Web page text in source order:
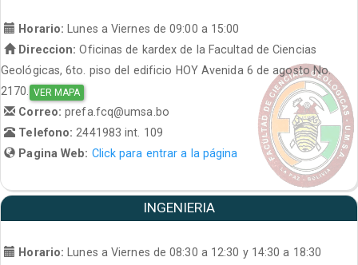
Horario: Lunes a Viernes de 09:00 a 15:00
Direccion: Oficinas de kardex de la Facultad de Ciencias
Geológicas, 6to. piso del edificio HOY Avenida 6 de agosto No.
2170. VER MAPA
Correo:prefa.fcq@umsa.bo
Telefono:2441983 int. 109
Pagina Web: Click para entrar a la página
INGENIERIA
Horario:
Lunes a Viernes de 08:30 a 12:30 y 14:30 a 18:30